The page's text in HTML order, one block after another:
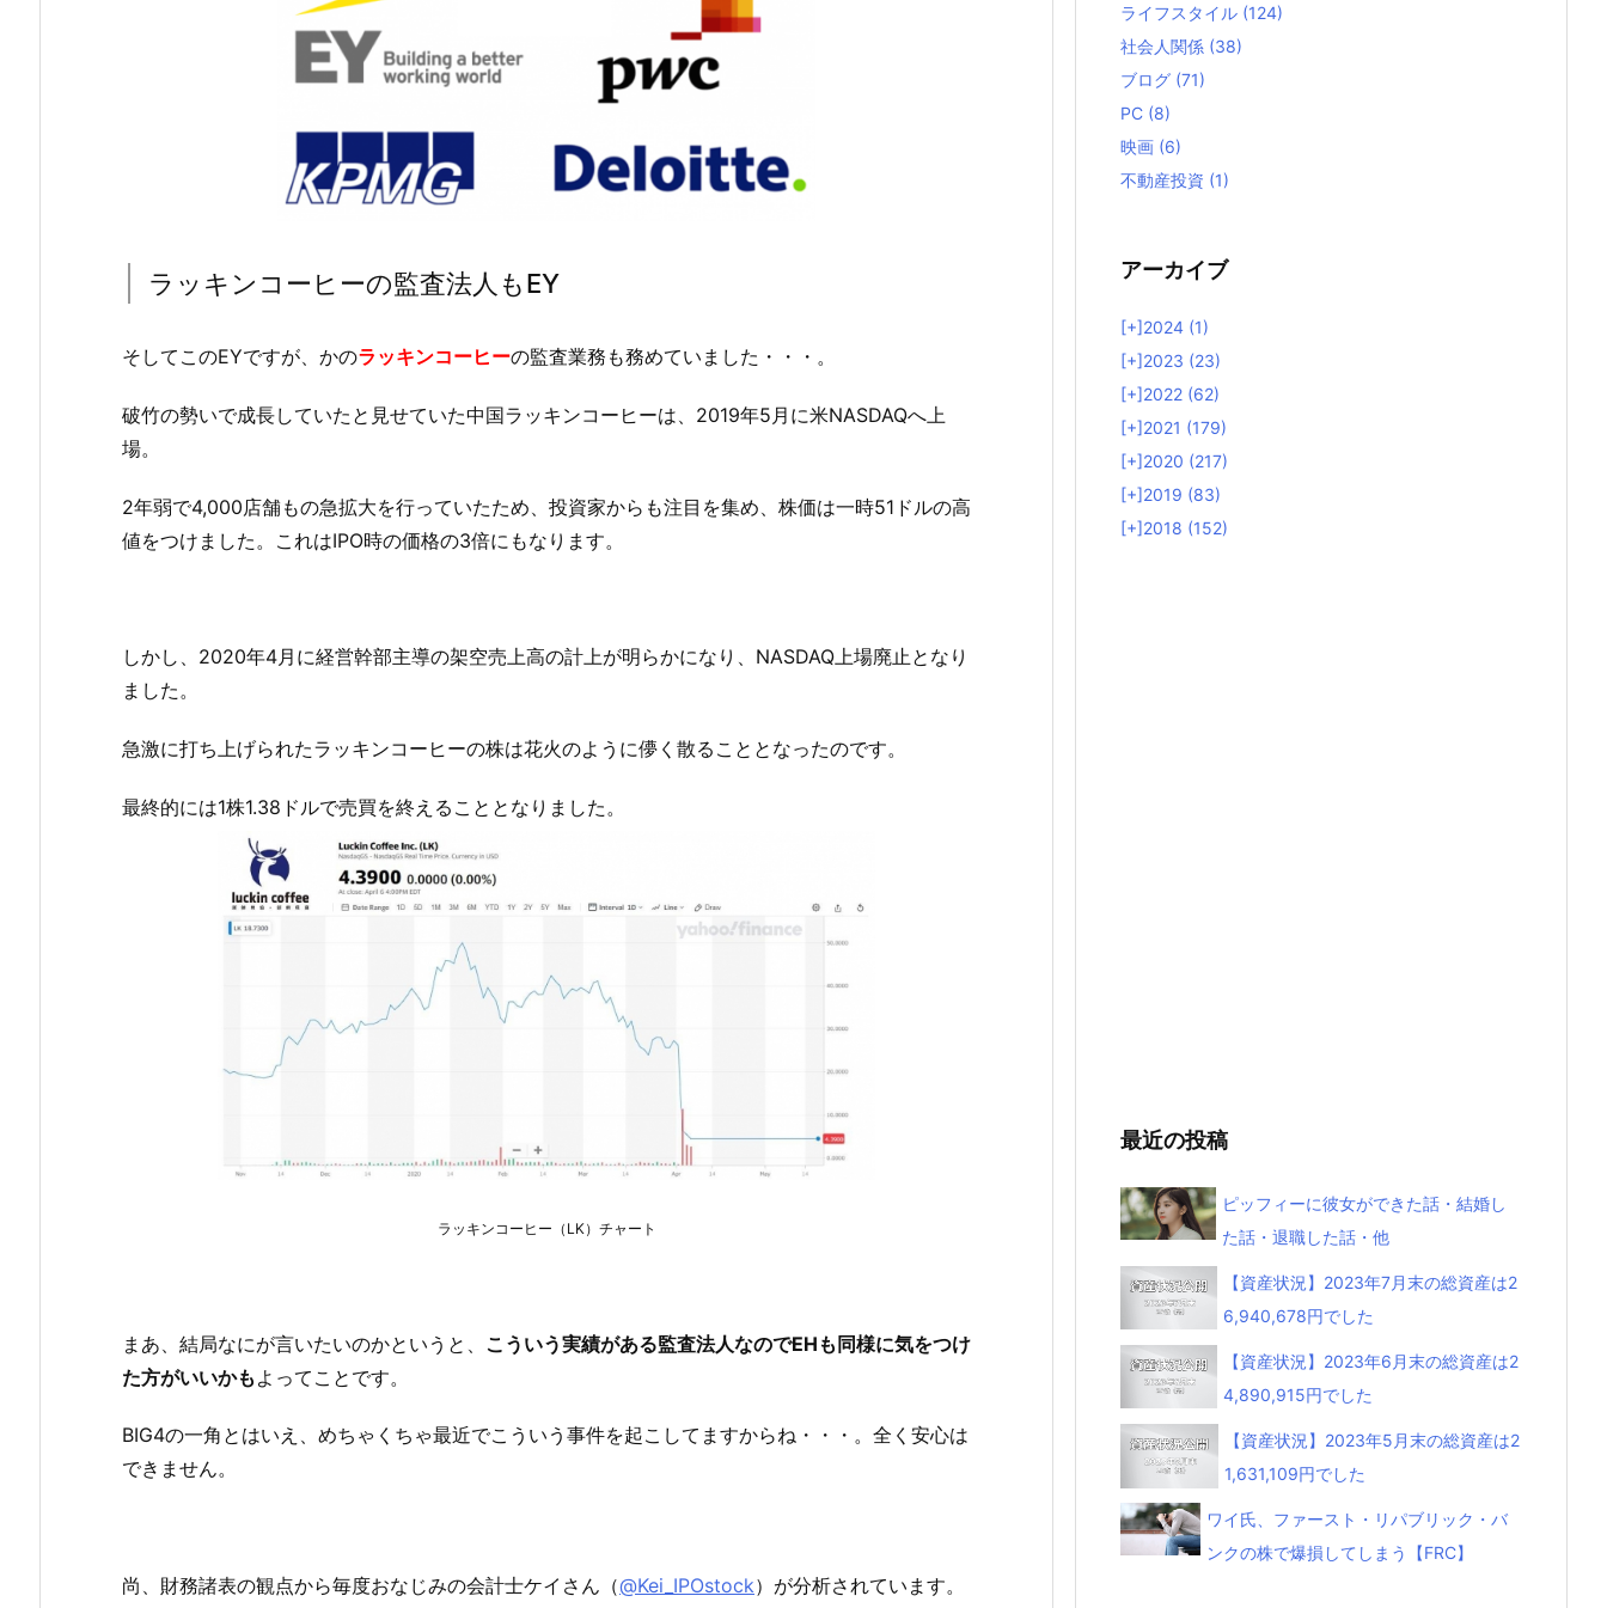
ラッキンコーヒーの監査法人もEY
そしてこのEYですが、かのラッキンコーヒーの監査業務も務めていました・・・。
破竹の勢いで成長していたと見せていた中国ラッキンコーヒーは、2019年5月に米NASDAQへ上
場。
2年弱で4,000店舗もの急拡大を行っていたため、投資家からも注目を集め、株価は一時51ドルの高
値をつけました。これはIPO時の価格の3倍にもなります。
しかし、2020年4月に経営幹部主導の架空売上高の計上が明らかになり、NASDAQ上場廃止となり
ました。
急激に打ち上げられたラッキンコーヒーの株は花火のように儚く散ることとなったのです。
最終的には1株1.38ドルで売買を終えることとなりました。
ラッキンコーヒー（LK）チャート
まあ、結局なにが言いたいのかというと、 こういう実績がある監査法人なのでEHも同様に気をつけ
た方がいいかも よってことです。
BIG4の一角とはいえ、めちゃくちゃ最近でこういう事件を起こしてますからね・・・。全く安心は
できません。
尚、財務諸表の観点から毎度おなじみの会計士ケイさん（@Kei_IPOstock）が分析されています。
ライフスタイル (124)
社会人関係 (38)
ブログ (71)
PC (8)
映画 (6)
不動産投資 (1)
アーカイブ
[+]2024 (1)
[+]2023 (23)
[+]2022 (62)
[+]2021 (179)
[+]2020 (217)
[+]2019 (83)
[+]2018 (152)
最近の投稿
ピッフィーに彼女ができた話・結婚し
た話・退職した話・他
【資産状況】2023年7月末の総資産は2
6,940,678円でした
【資産状況】2023年6月末の総資産は2
4,890,915円でした
【資産状況】2023年5月末の総資産は2
1,631,109円でした
ワイ氏、ファースト・リパブリック・バ
ンクの株で爆損してしまう【FRC】